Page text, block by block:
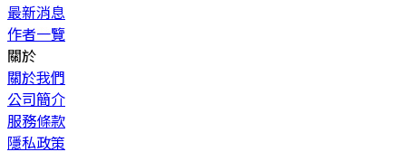
最新消息
作者一覽
關於
關於我們
公司簡介
服務條款
隱私政策